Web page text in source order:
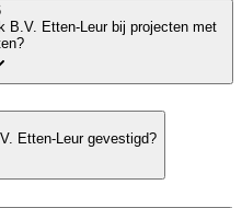
B.V. Etten-Leur bij projecten met
Etten-Leur gevestigd?